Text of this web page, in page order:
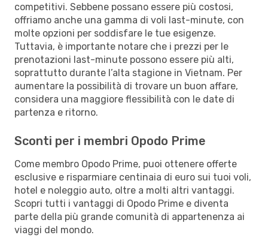
competitivi. Sebbene possano essere più costosi,
offriamo anche una gamma di voli last-minute, con
molte opzioni per soddisfare le tue esigenze.
Tuttavia, è importante notare che i prezzi per le
prenotazioni last-minute possono essere più alti,
soprattutto durante l’alta stagione in Vietnam. Per
aumentare la possibilità di trovare un buon affare,
considera una maggiore flessibilità con le date di
partenza e ritorno.
Sconti per i membri Opodo Prime
Come membro Opodo Prime, puoi ottenere offerte
esclusive e risparmiare centinaia di euro sui tuoi voli,
hotel e noleggio auto, oltre a molti altri vantaggi.
Scopri tutti i vantaggi di Opodo Prime e diventa
parte della più grande comunità di appartenenza ai
viaggi del mondo.